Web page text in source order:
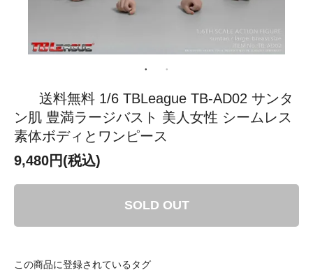
送料無料 1/6 TBLeague TB-AD02 サンタ
ン肌 豊満ラージバスト 美人女性 シームレス
素体ボディとワンピース
9,480円(税込)
SOLD OUT
この商品に登録されているタグ